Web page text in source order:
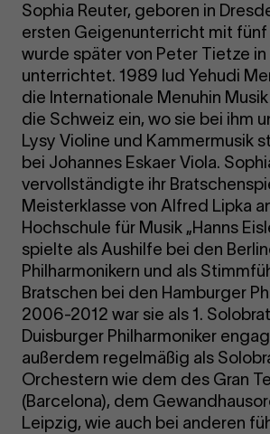
Sophia Reuter, geboren in
ersten Geigenunterricht mit fünf
wurde später von Peter Tietze in
unterrichtet. 1989 lud Yehudi
die Internationale Menuhin
die Schweiz ein, wo sie bei ihm
Lysy Violine und Kammermusik
bei Johannes Eskaer Viola.
vervollständigte ihr
Meisterklasse von Alfred Lipka
Hochschule für Musik „Hanns
spielte als Aushilfe bei den
Philharmonikern und als
Bratschen bei den Hamburger
2006-2012 war sie als 1.
Duisburger Philharmoniker
außerdem regelmäßig als
Orchestern wie dem des Gran
(Barcelona), dem
Leipzig, wie auch bei anderen